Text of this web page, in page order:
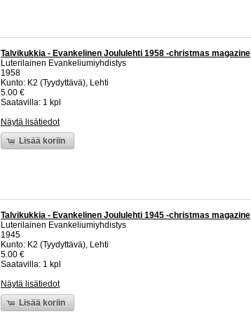
Talvikukkia - Evankelinen Joululehti 1958 -christmas magazine
Luterilainen Evankeliumiyhdistys
1958
Kunto: K2 (Tyydyttävä), Lehti
5.00 €
Saatavilla: 1 kpl
Näytä lisätiedot
Lisää koriin
Talvikukkia - Evankelinen Joululehti 1945 -christmas magazine
Luterilainen Evankeliumiyhdistys
1945
Kunto: K2 (Tyydyttävä), Lehti
5.00 €
Saatavilla: 1 kpl
Näytä lisätiedot
Lisää koriin